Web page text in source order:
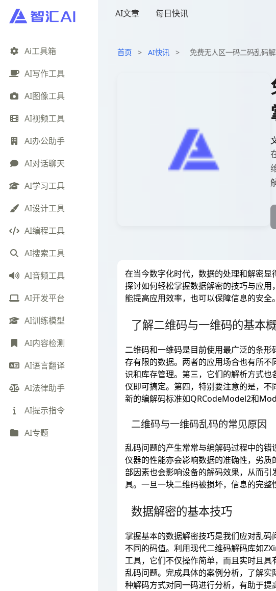
Ai工具箱
AI写作工具
AI图像工具
AI视频工具
AI办公助手
AI对话聊天
AI学习工具
AI设计工具
AI编程工具
AI搜索工具
AI音频工具
AI开发平台
AI训练模型
AI内容检测
AI语言翻译
AI法律助手
AI提示指令
AI专题
AI文章 每日快讯
首页 > AI快讯 > 免费无人区一码二码乱码
在当今数字化时代，数据的处理和解密
探讨如何轻松掌握数据解密的技巧与应
能提高应用效率，也可以保障信息的安全。
了解二维码与一维码的基本
二维码和一维码是目前使用最广泛的条
存有限的数据。两者的应用场合也有所
识和库存管理。第三，它们的解析方式
仪即可搞定。第四，特别要注意的是，不
新的编解码标准如QRCodeModel2和
二维码与一维码乱码的常见原因
乱码问题的产生常常与编解码过程中的
仪器的性能亦会影响数据的准确性，劣
部因素也会影响设备的解码效果，从而
具。一旦一块二维码被损坏，信息的完整
数据解密的基本技巧
掌握基本的数据解密技巧是我们应对乱
不同的码值。利用现代二维码解码库如
工具，它们不仅操作简单，而且实时且
乱码问题。完成具体的案例分析，了解
种解码方式对同一码进行分析，有助于提